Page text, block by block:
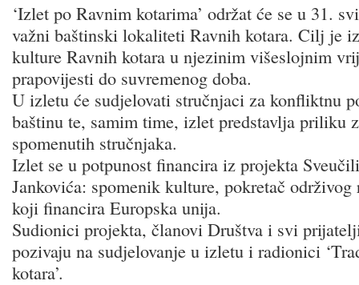
‘Izlet po Ravnim kotarima’ održat će se u 31.
važni baštinski lokaliteti Ravnih kotara. Cilj je
kulture Ravnih kotara u njezinim višeslojnim
prapovijesti do suvremenog doba.
U izletu će sudjelovati stručnjaci za konfliktnu
baštinu te, samim time, izlet predstavlja priliku
spomenutih stručnjaka.
Izlet se u potpunost financira iz projekta
Jankovića: spomenik kulture, pokretač
koji financira Europska unija.
Sudionici projekta, članovi Društva i svi
pozivaju na sudjelovanje u izletu i radionici
kotara’.